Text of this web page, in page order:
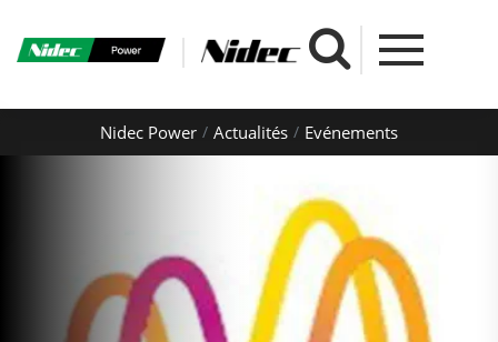
Nidec Power Actualités Evénements